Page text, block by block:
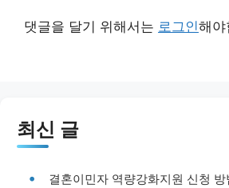
댓글을 달기 위해서는 로그인해야
최신 글
결혼이민자 역량강화지원 신청